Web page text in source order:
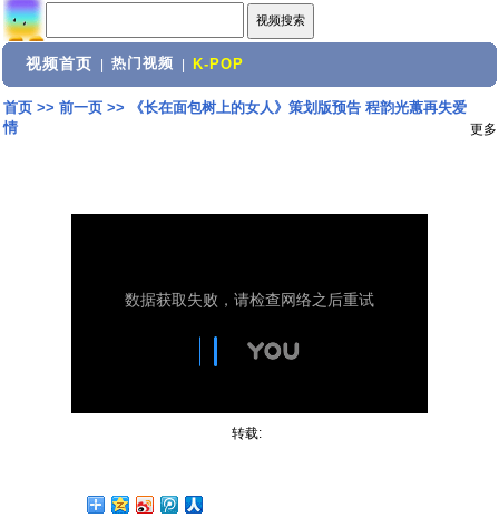
视频首页 热门视频 K-POP
首页>> 前一页>>
《长在面包树上的女人》策划版预告 程韵光蕙再失爱
情
更多
转载: